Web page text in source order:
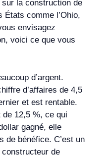
sur la construction de
États comme l’Ohio,
envisagez
voici ce que vous
d’argent.
d’affaires de 4,5
et est rentable.
12,5 %, ce qui
gagné, elle
de bénéfice. C’est un
de